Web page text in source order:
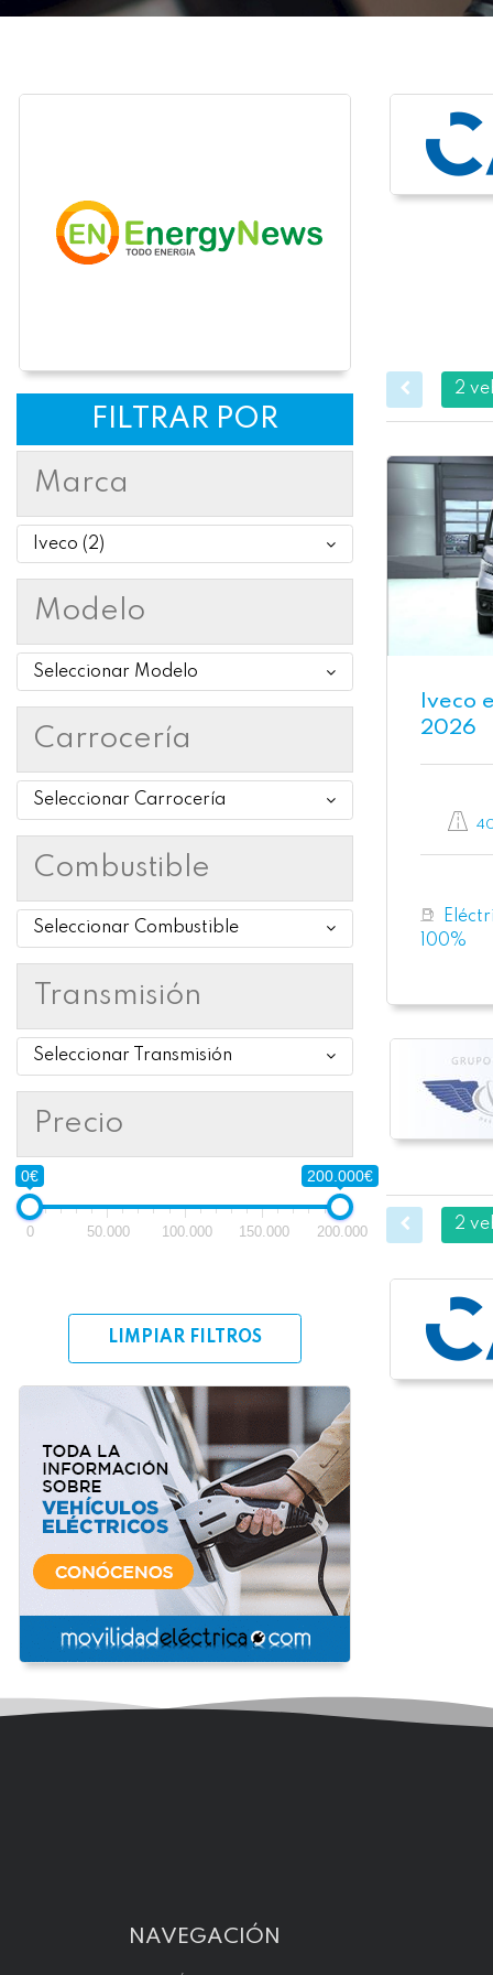
FILTRAR POR
Marca
Iveco (2)
Modelo
Seleccionar Modelo
Carrocería
Seleccionar Carrocería
Combustible
Seleccionar Combustible
Transmisión
Seleccionar Transmisión
Precio
0€ 200.000€
0 50.000 100.000 150.000 200.000
LIMPIAR FILTROS
2
Iveco
2026
100%
2
NAVEGACIÓN